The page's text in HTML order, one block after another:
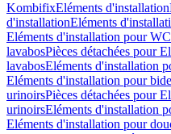
KombifixEléments d'installation
d'installationEléments
Eléments d'installation pour WC
lavabosPièces détachées pour
lavabosEléments d'installation
Eléments d'installation pour
urinoirsPièces détachées pour
urinoirsEléments d'installation
Eléments d'installation pour